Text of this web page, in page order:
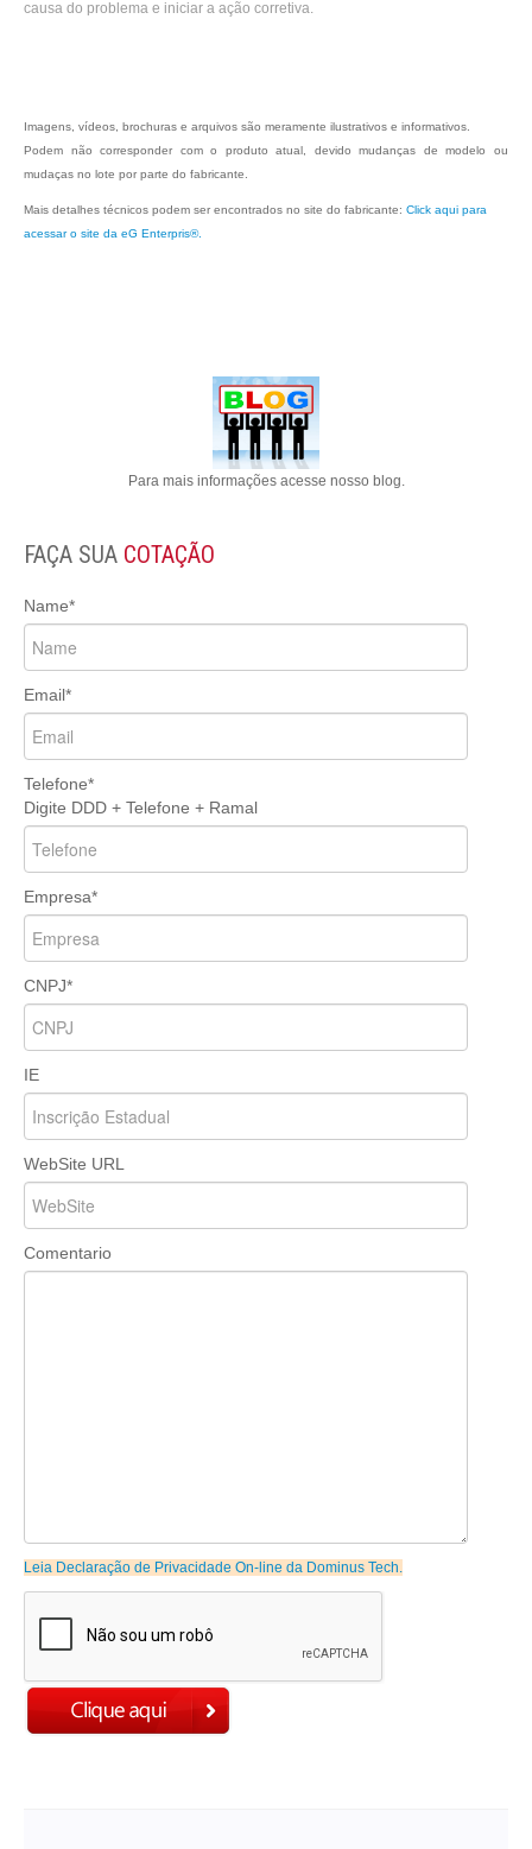
causa do problema e iniciar a ação corretiva.
Imagens, vídeos, brochuras e arquivos são meramente ilustrativos e informativos.
Podem não corresponder com o produto atual, devido mudanças de modelo ou
mudaças no lote por parte do fabricante.
Mais detalhes técnicos podem ser encontrados no site do fabricante: Click aqui para
acessar o site da eG Enterpris®.
Para mais informações acesse nosso blog.
FAÇA SUA COTAÇÃO
Name*
Email*
Telefone*
Digite DDD + Telefone + Ramal
Empresa*
CNPJ*
IE
WebSite URL
Comentario
Leia Declaração de Privacidade On-line da Dominus Tech.